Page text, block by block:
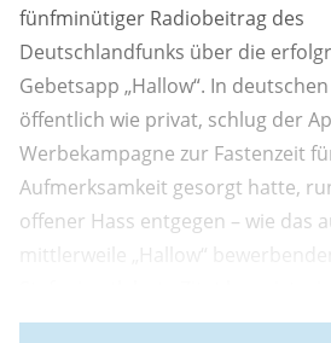
fünfminütiger Radiobeitrag des
Deutschlandfunks über die
Gebetsapp „Hallow“. In
öffentlich wie privat, schlug der
Werbekampagne zur Fastenzeit
Aufmerksamkeit gesorgt hatte,
offener Hass entgegen – wie das
mittlerweile „Hallow“
Shitstorm.